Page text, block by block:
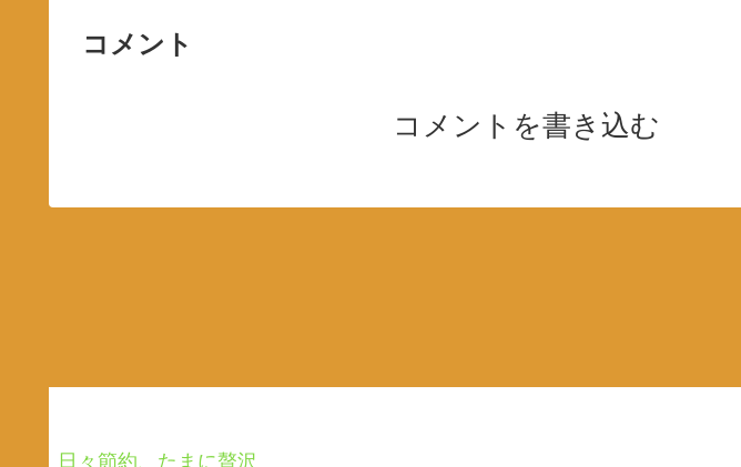
コメント
コメントを書き込む
日々節約、たまに贅沢